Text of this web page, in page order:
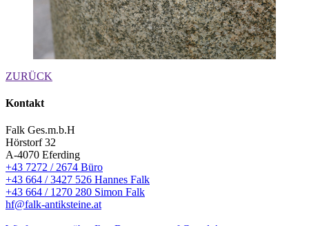
ZURÜCK
Kontakt
Falk Ges.m.b.H
Hörstorf 32
A-4070 Eferding
+43 7272 / 2674 Büro
+43 664 / 3427 526 Hannes Falk
+43 664 / 1270 280 Simon Falk
hf@falk-antiksteine.at